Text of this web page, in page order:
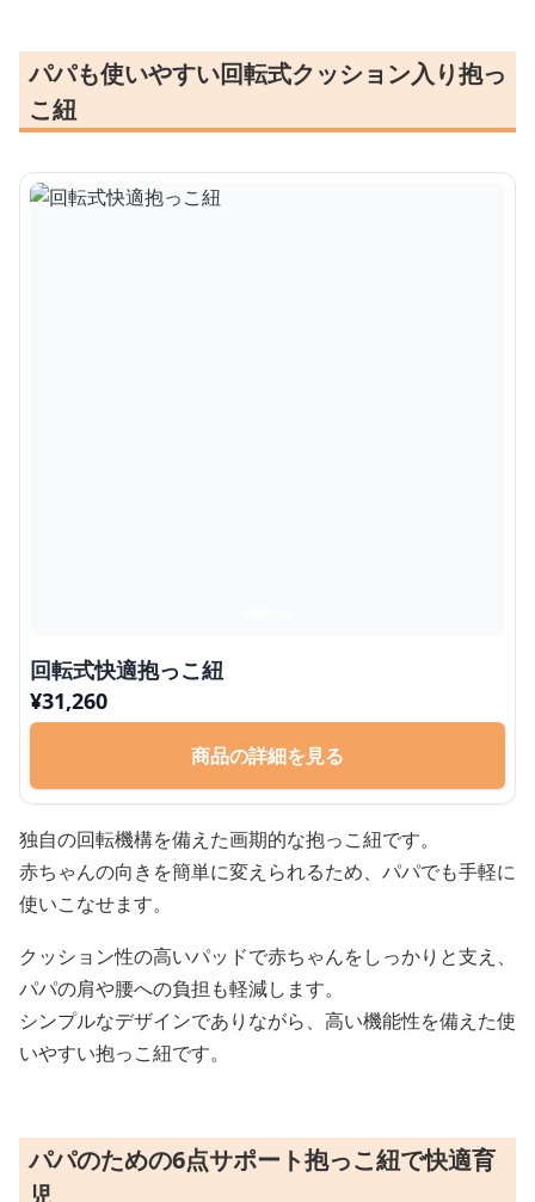
パパも使いやすい回転式クッション入り抱っ
こ紐
回転式快適抱っこ紐
¥31,260
商品の詳細を見る
独自の回転機構を備えた画期的な抱っこ紐です。
赤ちゃんの向きを簡単に変えられるため、パパでも手軽に
使いこなせます。
クッション性の高いパッドで赤ちゃんをしっかりと支え、
パパの肩や腰への負担も軽減します。
シンプルなデザインでありながら、高い機能性を備えた使
いやすい抱っこ紐です。
パパのための6点サポート抱っこ紐で快適育